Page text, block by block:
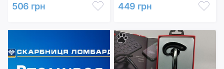
506 грн 449 грн